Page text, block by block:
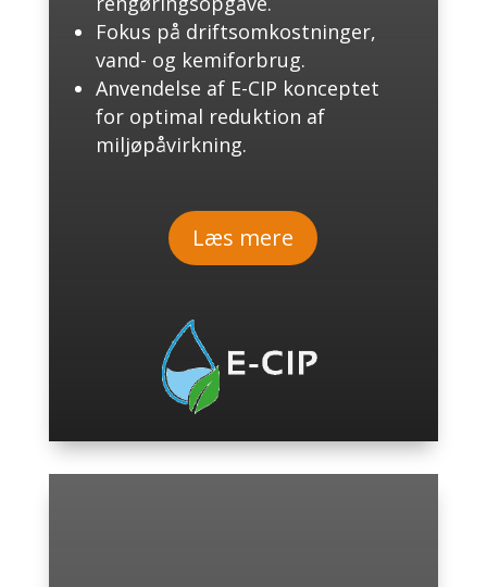
Fokus på driftsomkostninger,
vand- og kemiforbrug.
Anvendelse af E-CIP konceptet
for optimal reduktion af
miljøpåvirkning.
Læs mere